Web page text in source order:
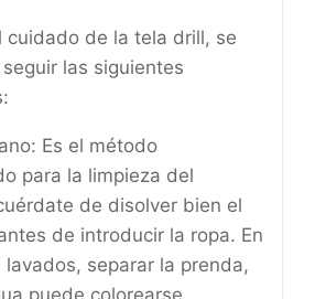
cuidado de la tela drill, se
las siguientes
Es el método
para la limpieza del
de disolver bien el
de introducir la ropa. En
lavados, separar la prenda,